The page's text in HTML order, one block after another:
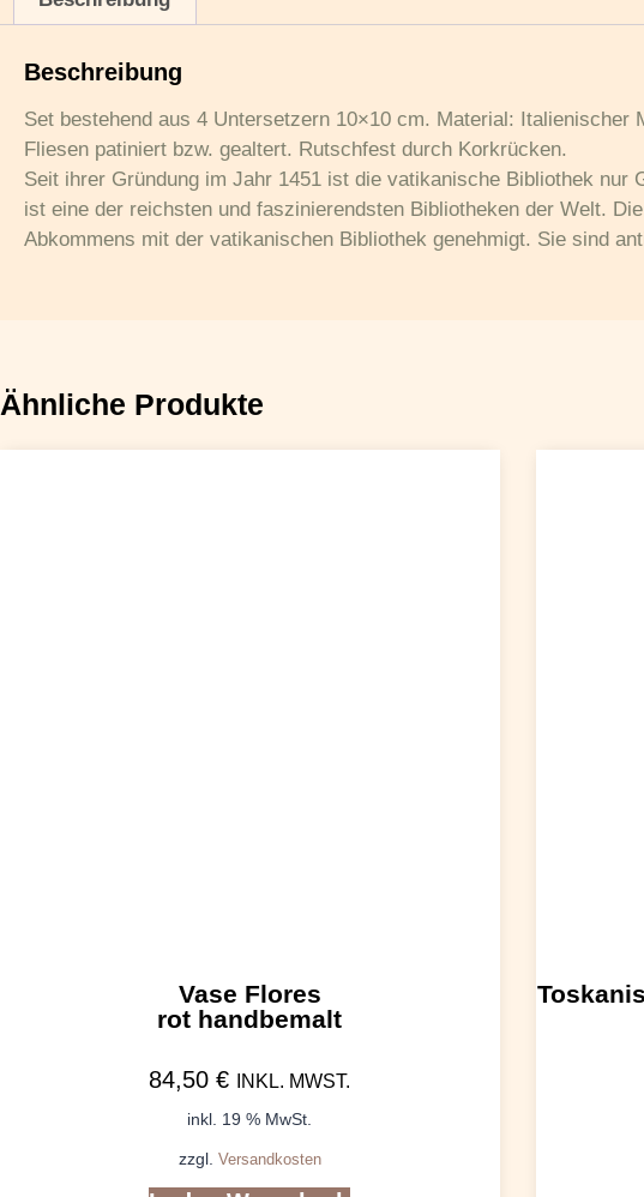
Beschreibung
Set bestehend aus 4 Untersetzern 10×10 cm. Material:
Fliesen patiniert bzw. gealtert. Rutschfest durch Korkrücken.
Seit ihrer Gründung im Jahr 1451 ist die vatikanische Bibliothek
ist eine der reichsten und faszinierendsten Bibliotheken der Welt.
Abkommens mit der vatikanischen Bibliothek genehmigt. Sie sind
Ähnliche Produkte
Vase Flores
rot handbemalt
84,50€ INKL. MWST.
inkl. 19 % MwSt.
zzgl. Versandkosten